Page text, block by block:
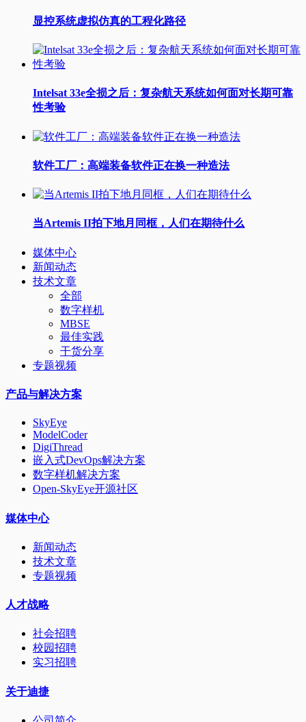
显控系统虚拟仿真的工程化路径
Intelsat 33e全损之后：复杂航天系统如何面对长期可靠
性考验
软件工厂：高端装备软件正在换一种造法
当Artemis II拍下地月同框，人们在期待什么
媒体中心
新闻动态
技术文章
全部
数字样机
MBSE
最佳实践
干货分享
专题视频
产品与解决方案
SkyEye
ModelCoder
DigiThread
嵌入式DevOps解决方案
数字样机解决方案
Open-SkyEye开源社区
媒体中心
新闻动态
技术文章
专题视频
人才战略
社会招聘
校园招聘
实习招聘
关于迪捷